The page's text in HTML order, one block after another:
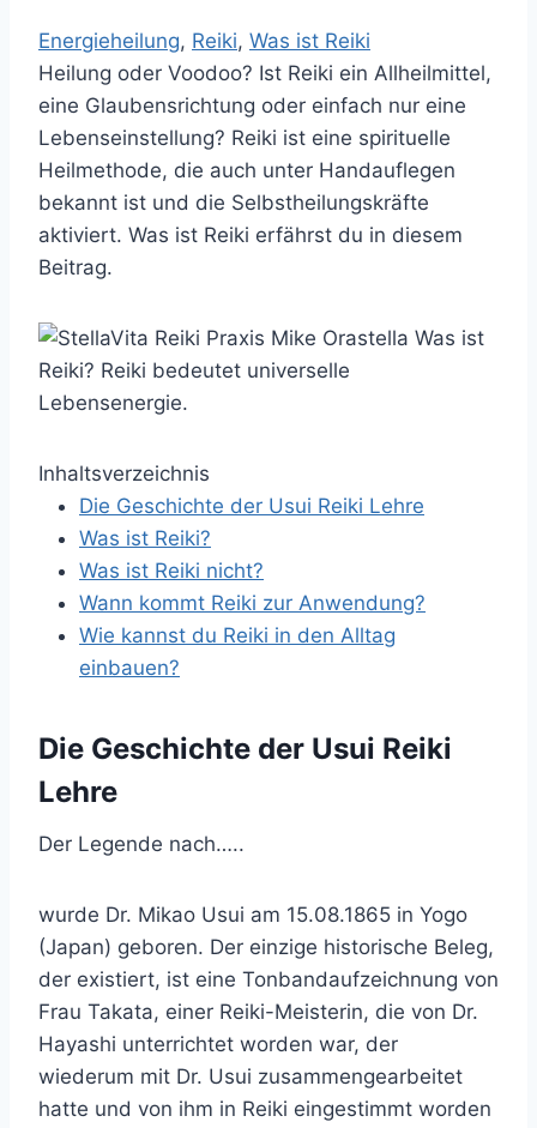
Energieheilung, Reiki, Was ist Reiki
Heilung oder Voodoo? Ist Reiki ein Allheilmittel,
eine Glaubensrichtung oder einfach nur eine
Lebenseinstellung? Reiki ist eine spirituelle
Heilmethode, die auch unter Handauflegen
bekannt ist und die Selbstheilungskräfte
aktiviert. Was ist Reiki erfährst du in diesem
Beitrag.
Inhaltsverzeichnis
Die Geschichte der Usui Reiki Lehre
Was ist Reiki?
Was ist Reiki nicht?
Wann kommt Reiki zur Anwendung?
Wie kannst du Reiki in den Alltag
einbauen?
Die Geschichte der Usui Reiki
Lehre
Der Legende nach…..
wurde Dr. Mikao Usui am 15.08.1865 in Yogo
(Japan) geboren. Der einzige historische Beleg,
der existiert, ist eine Tonbandaufzeichnung von
Frau Takata, einer Reiki-Meisterin, die von Dr.
Hayashi unterrichtet worden war, der
wiederum mit Dr. Usui zusammengearbeitet
hatte und von ihm in Reiki eingestimmt worden